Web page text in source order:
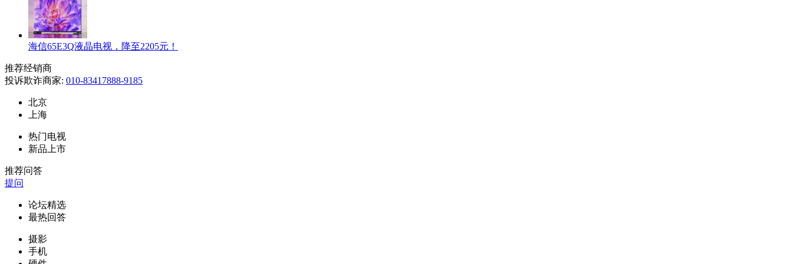
海信65E3Q液晶电视，降至2205元！
推荐经销商
投诉欺诈商家: 010-83417888-9185
北京
上海
热门电视
新品上市
推荐问答
提问
论坛精选
最热回答
摄影
手机